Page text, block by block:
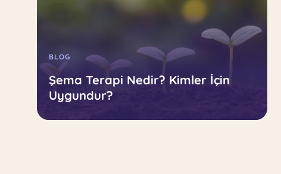
BLOG
Şema Terapi Nedir? Kimler İçin
Uygundur?